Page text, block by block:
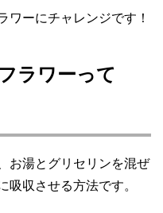
ワーにチャレンジです！
ラワーって
お湯とグリセリンを混ぜ
吸収させる方法です。